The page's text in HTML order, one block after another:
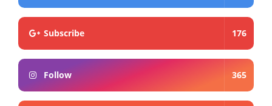
Subscribe 176
Follow 365